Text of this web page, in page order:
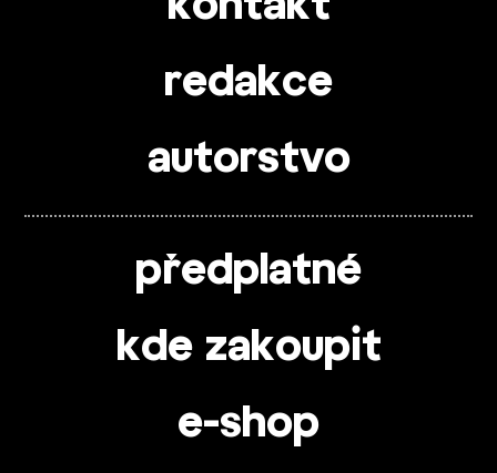
redakce
autorstvo
předplatné
kde zakoupit
e-shop